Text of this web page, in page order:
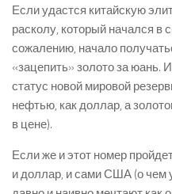
Если удастся китайскую
расколу, который начался в
сожалению, начало
«зацепить» золото за юань.
статус новой мировой
нефтью, как доллар, а
в цене).
Если же и этот номер
и доллар, и сами США (о чем